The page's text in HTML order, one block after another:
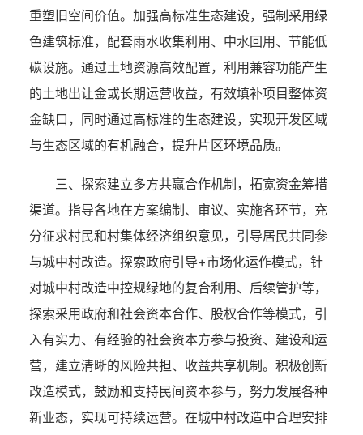
重塑旧空间价值。加强高标准生态建设，强制采用绿
色建筑标准，配套雨水收集利用、中水回用、节能低
碳设施。通过土地资源高效配置，利用兼容功能产生
的土地出让金或长期运营收益，有效填补项目整体资
金缺口，同时通过高标准的生态建设，实现开发区域
与生态区域的有机融合，提升片区环境品质。
三、探索建立多方共赢合作机制，拓宽资金筹措
渠道。指导各地在方案编制、审议、实施各环节，充
分征求村民和村集体经济组织意见，引导居民共同参
与城中村改造。探索政府引导+市场化运作模式，针
对城中村改造中控规绿地的复合利用、后续管护等，
探索采用政府和社会资本合作、股权合作等模式，引
入有实力、有经验的社会资本方参与投资、建设和运
营，建立清晰的风险共担、收益共享机制。积极创新
改造模式，鼓励和支持民间资本参与，努力发展各种
新业态，实现可持续运营。在城中村改造中合理安排